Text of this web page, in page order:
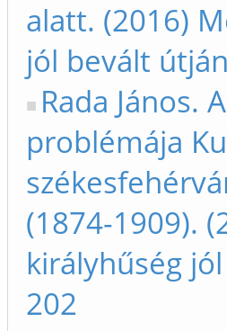
alatt. (2016)
jól bevált
Rada János.
problémája
(1874-1909).
királyhűség
202